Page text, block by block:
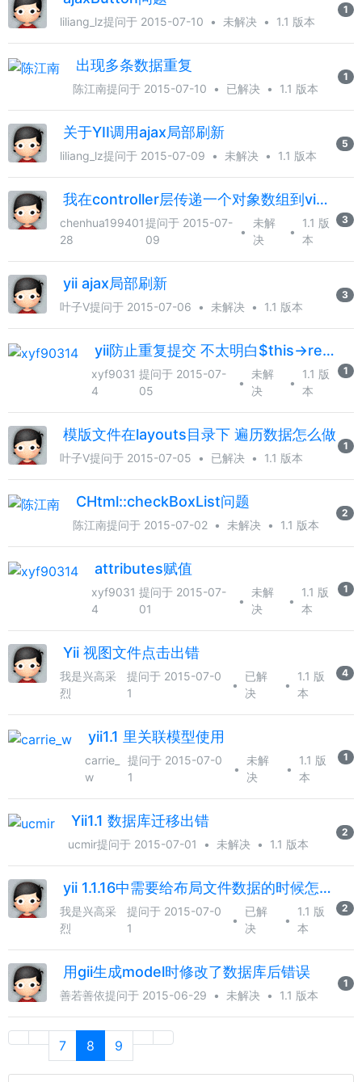
liliang_lz提问于 2015-07-10 • 未解决 • 1.1 版本
1
出现多条数据重复
陈江南提问于 2015-07-10 • 已解决 • 1.1 版本
1
关于YII调用ajax局部刷新
liliang_lz提问于 2015-07-09 • 未解决 • 1.1 版本
5
我在controller层传递一个对象数组到view，$form ->labelEx 要怎么做呢
chenhua199401
28
提问于 2015-07-
09
•
未解
决
•
1.1 版
本
3
yii ajax局部刷新
叶子V提问于 2015-07-06 • 未解决 • 1.1 版本
3
yii防止重复提交 不太明白$this->refresh();的意思 什么叫防止重复提交
xyf9031
4
提问于 2015-07-
05
•
未解
决
•
1.1 版
本
1
模版文件在layouts目录下 遍历数据怎么做
叶子V提问于 2015-07-05 • 已解决 • 1.1 版本
1
CHtml::checkBoxList问题
陈江南提问于 2015-07-02 • 未解决 • 1.1 版本
2
attributes赋值
xyf9031
4
提问于 2015-07-
01
•
未解
决
•
1.1 版
本
1
Yii 视图文件点击出错
我是兴高采
烈
提问于 2015-07-0
1
•
已解
决
•
1.1 版
本
4
yii1.1 里关联模型使用
carrie_
w
提问于 2015-07-0
1
•
未解
决
•
1.1 版
本
1
Yii1.1 数据库迁移出错
ucmir提问于 2015-07-01 • 未解决 • 1.1 版本
2
yii 1.1.16中需要给布局文件数据的时候怎么处理
我是兴高采
烈
提问于 2015-07-0
1
•
已解
决
•
1.1 版
本
2
用gii生成model时修改了数据库后错误
善若善依提问于 2015-06-29 • 未解决 • 1.1 版本
1
7 8 9